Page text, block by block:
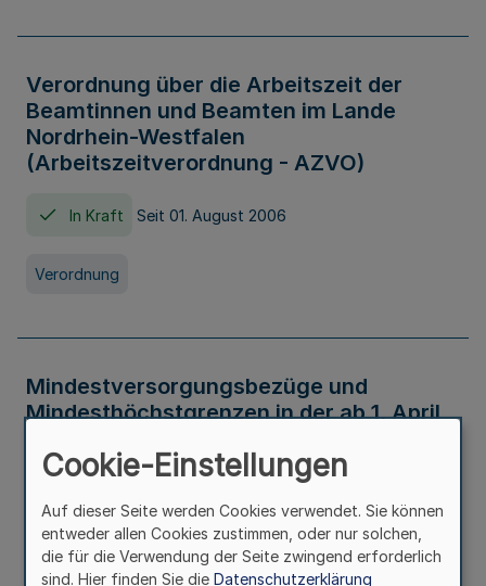
Verordnung über die Arbeitszeit der
Beamtinnen und Beamten im Lande
Nordrhein-Westfalen
(Arbeitszeitverordnung - AZVO)
In Kraft Seit 01. August 2006
Verordnung
Mindestversorgungsbezüge und
Mindesthöchstgrenzen in der ab 1. April
Verwaltungsvorschrift
Cookie-Einstellungen
Auf dieser Seite werden Cookies verwendet. Sie können
entweder allen Cookies zustimmen, oder nur solchen,
die für die Verwendung der Seite zwingend erforderlich
sind. Hier finden Sie die Datenschutzerklärung